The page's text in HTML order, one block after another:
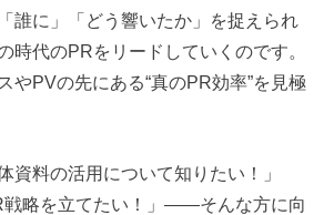
誰に」「どう響いたか」を捉えられ
時代のPRをリードしていくのです。
やPVの先にある“真のPR効率”を見極
資料の活用について知りたい！」
戦略を立てたい！」――そんな方に向